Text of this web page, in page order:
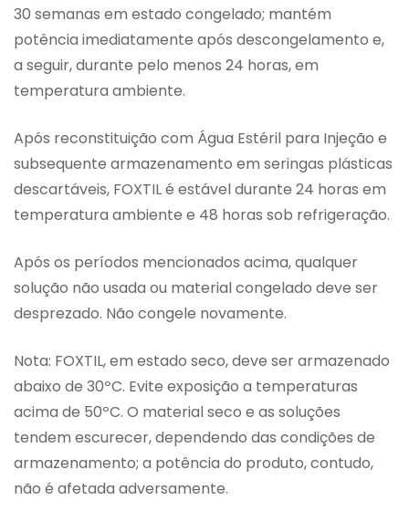
30 semanas em estado congelado; mantém
potência imediatamente após descongelamento e,
a seguir, durante pelo menos 24 horas, em
temperatura ambiente.
Após reconstituição com Água Estéril para Injeção e
subsequente armazenamento em seringas plásticas
descartáveis, FOXTIL é estável durante 24 horas em
temperatura ambiente e 48 horas sob refrigeração.
Após os períodos mencionados acima, qualquer
solução não usada ou material congelado deve ser
desprezado. Não congele novamente.
Nota: FOXTIL, em estado seco, deve ser armazenado
abaixo de 30ºC. Evite exposição a temperaturas
acima de 50ºC. O material seco e as soluções
tendem escurecer, dependendo das condições de
armazenamento; a potência do produto, contudo,
não é afetada adversamente.